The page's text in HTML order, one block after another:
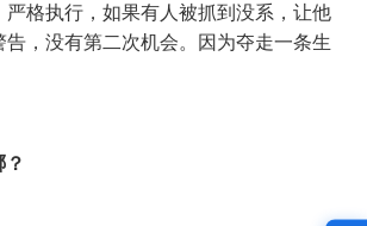
格执行，如果有人被抓到没系，让他
，没有第二次机会。因为夺走一条生